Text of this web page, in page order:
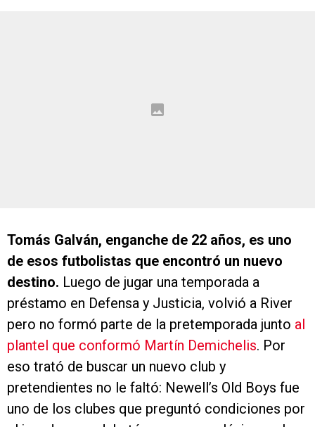
Tomás Galván, enganche de 22 años, es uno
de esos futbolistas que encontró un nuevo
destino. Luego de jugar una temporada a
préstamo en Defensa y Justicia, volvió a River
pero no formó parte de la pretemporada junto al
plantel que conformó Martín Demichelis. Por
eso trató de buscar un nuevo club y
pretendientes no le faltó: Newell’s Old Boys fue
uno de los clubes que preguntó condiciones por